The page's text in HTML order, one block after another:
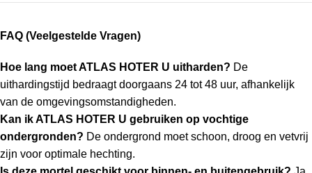
FAQ (Veelgestelde Vragen)
Hoe lang moet ATLAS HOTER U uitharden? De
uithardingstijd bedraagt doorgaans 24 tot 48 uur, afhankelijk
van de omgevingsomstandigheden.
Kan ik ATLAS HOTER U gebruiken op vochtige
ondergronden? De ondergrond moet schoon, droog en vetvrij
zijn voor optimale hechting.